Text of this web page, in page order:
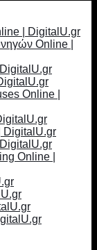
| DigitalU.gr
Online |
Online |
DigitalU.gr
Online |